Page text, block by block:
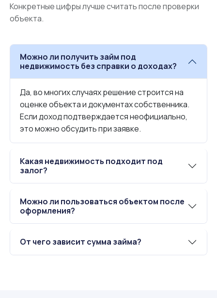
Конкретные цифры лучше считать после проверки
объекта.
Можно ли получить займ под
недвижимость без справки о доходах?
Да, во многих случаях решение строится на
оценке объекта и документах собственника.
Если доход подтверждается неофициально,
это можно обсудить при заявке.
Какая недвижимость подходит под
залог?
Можно ли пользоваться объектом после
оформления?
От чего зависит сумма займа?